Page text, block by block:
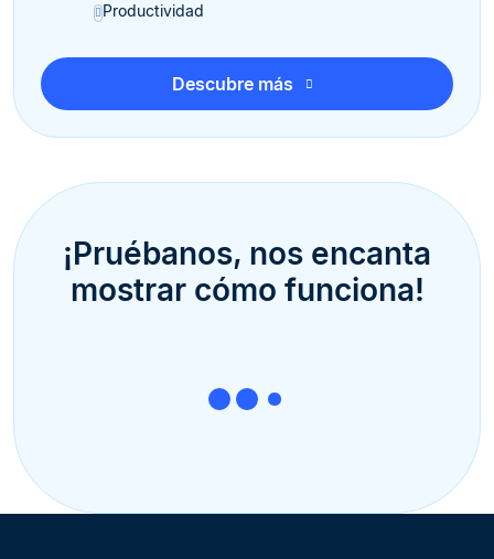
Productividad
Descubre más
¡Pruébanos, nos encanta
mostrar cómo funciona!